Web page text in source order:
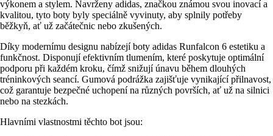
výkonem a stylem. Navrženy adidas, značkou známou svou inovací a
kvalitou, tyto boty byly speciálně vyvinuty, aby splnily potřeby
běžkyň, ať už začátečnic nebo zkušených.
Díky modernímu designu nabízejí boty adidas Runfalcon 6 estetiku a
funkčnost. Disponují efektivním tlumením, které poskytuje optimální
podporu při každém kroku, čímž snižují únavu během dlouhých
tréninkových seancí. Gumová podrážka zajišťuje vynikající přilnavost,
což garantuje bezpečné uchopení na různých površích, ať už na silnici
nebo na stezkách.
Hlavními vlastnostmi těchto bot jsou: